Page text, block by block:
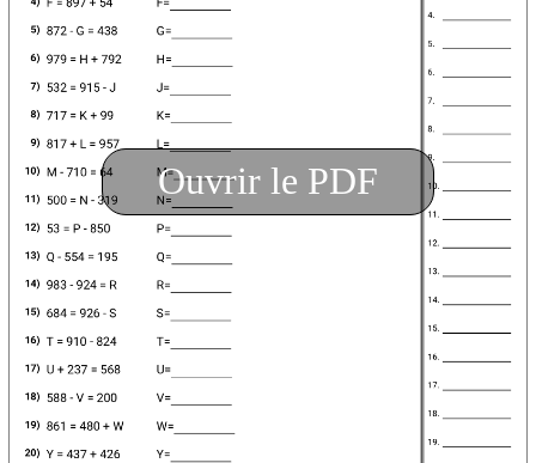
Ouvrir le PDF